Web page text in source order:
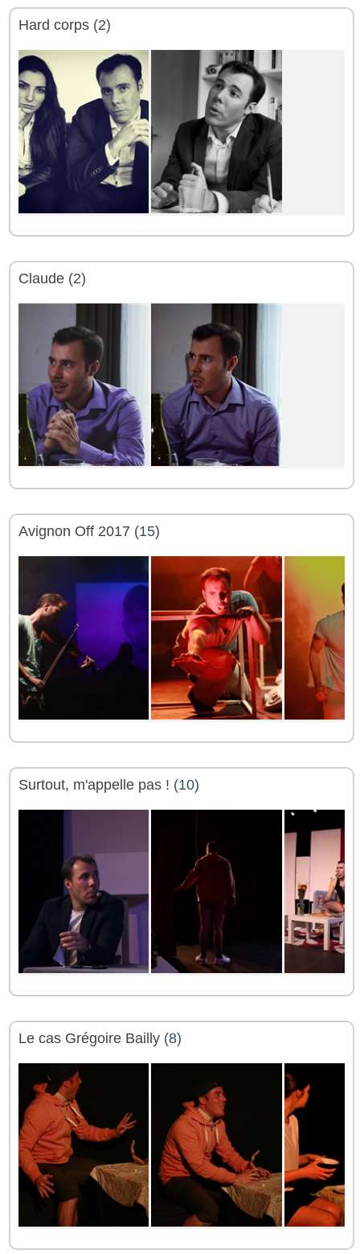
Hard corps (2)
Claude (2)
Avignon Off 2017 (15)
Surtout, m'appelle pas ! (10)
Le cas Grégoire Bailly (8)